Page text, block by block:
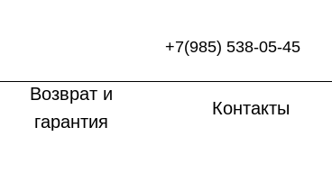
+7(985) 538-05-45
Возврат и
гарантия
Контакты